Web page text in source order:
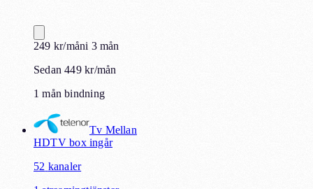
249 kr/måni 3 mån
Sedan 449 kr/mån
1 mån bindning
Tv Mellan
HDTV box ingår
52 kanaler